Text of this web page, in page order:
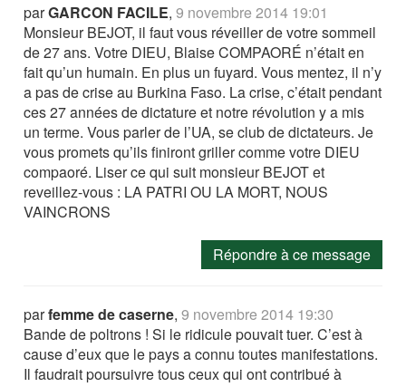
parGARCON FACILE,9 novembre 2014 19:01
Monsieur BEJOT, il faut vous réveiller de votre sommeil
de 27 ans. Votre DIEU, Blaise COMPAORÉ n’était en
fait qu’un humain. En plus un fuyard. Vous mentez, il n’y
a pas de crise au Burkina Faso. La crise, c’était pendant
ces 27 années de dictature et notre révolution y a mis
un terme. Vous parler de l’UA, se club de dictateurs. Je
vous promets qu’ils finiront griller comme votre DIEU
compaoré. Liser ce qui suit monsieur BEJOT et
reveillez-vous : LA PATRI OU LA MORT, NOUS
VAINCRONS
Répondre à ce message
parfemme de caserne,9 novembre 2014 19:30
Bande de poltrons ! Si le ridicule pouvait tuer. C’est à
cause d’eux que le pays a connu toutes manifestations.
Il faudrait poursuivre tous ceux qui ont contribué à